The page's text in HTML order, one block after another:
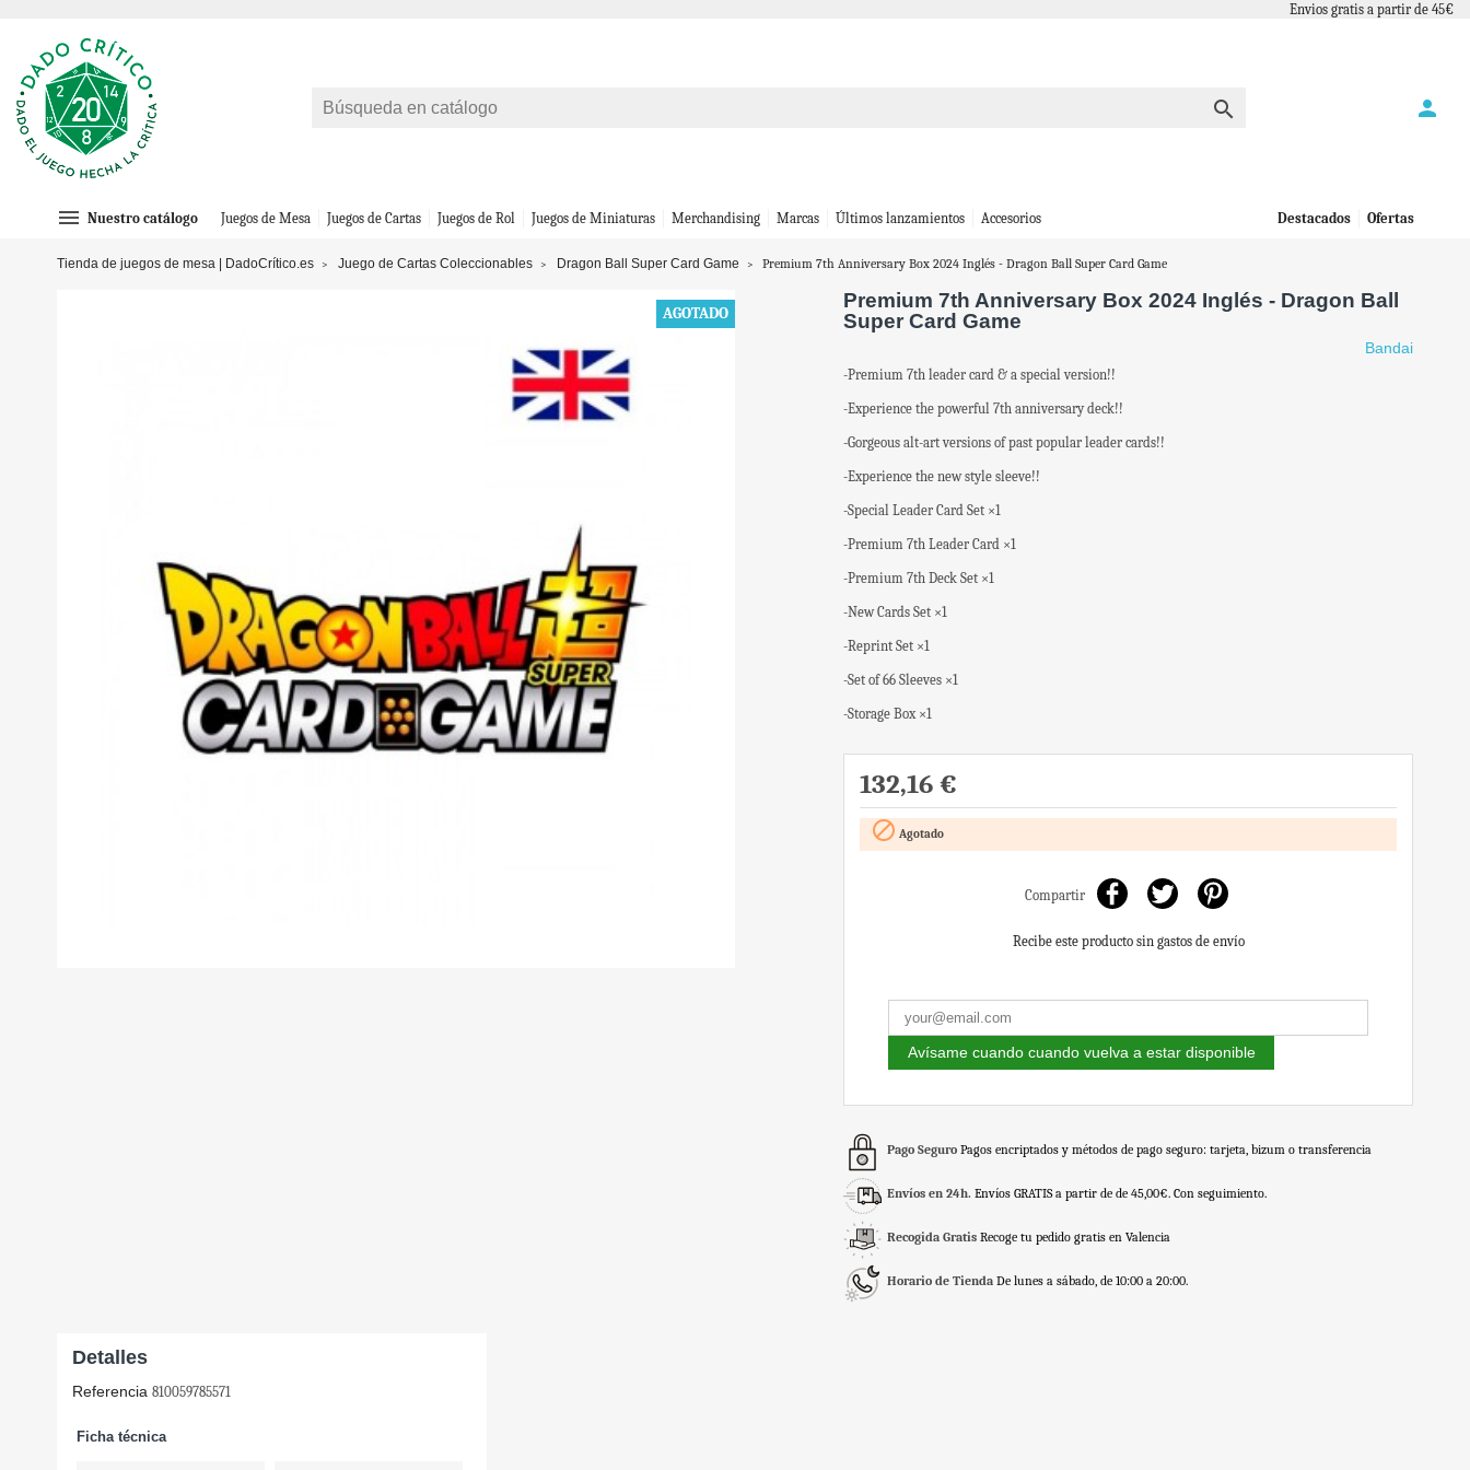
Envios gratis a partir de 45€
 person
menu Nuestro catálogo Juegos de Mesa Juegos de Cartas Juegos de Rol Juegos de Miniaturas Merchandising Marcas Últimos lanzamientos Accesorios Destacados Ofertas
Tienda de juegos de mesa | DadoCrítico.es Juego de Cartas Coleccionables Dragon Ball Super Card Game Premium 7th Anniversary Box 2024 Inglés - Dragon Ball Super Card Game
AGOTADO
Premium 7th Anniversary Box 2024 Inglés - Dragon Ball
Super Card Game
Bandai
-Premium 7th leader card & a special version!!
-Experience the powerful 7th anniversary deck!!
-Gorgeous alt-art versions of past popular leader cards!!
-Experience the new style sleeve!!
-Special Leader Card Set ×1
-Premium 7th Leader Card ×1
-Premium 7th Deck Set ×1
-New Cards Set ×1
-Reprint Set ×1
-Set of 66 Sleeves ×1
-Storage Box ×1
132,16 €
 Agotado
Compartir
Recibe este producto sin gastos de envío
Avísame cuando cuando vuelva a estar disponible
Pago Seguro Pagos encriptados y métodos de pago seguro: tarjeta, bizum o transferencia
Envíos en 24h. Envíos GRATIS a partir de de 45,00€. Con seguimiento.
Recogida Gratis Recoge tu pedido gratis en Valencia
Horario de Tienda De lunes a sábado, de 10:00 a 20:00.
Detalles
Referencia 810059785571
Ficha técnica